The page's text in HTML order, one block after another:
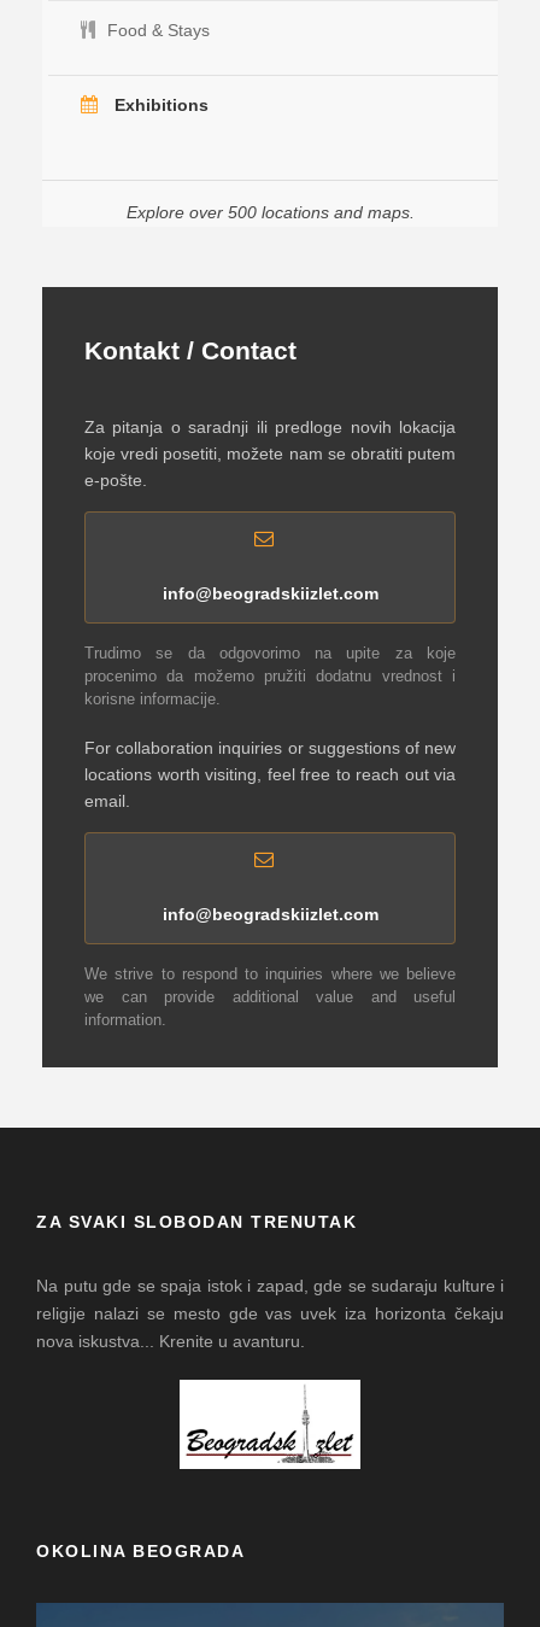
Food & Stays
Exhibitions
Explore over 500 locations and maps.
Kontakt / Contact
Za pitanja o saradnji ili predloge novih lokacija
koje vredi posetiti, možete nam se obratiti putem
e-pošte.
info@beogradskiizlet.com
Trudimo se da odgovorimo na upite za koje
procenimo da možemo pružiti dodatnu vrednost i
korisne informacije.
For collaboration inquiries or suggestions of new
locations worth visiting, feel free to reach out via
email.
info@beogradskiizlet.com
We strive to respond to inquiries where we believe
we can provide additional value and useful
information.
ZA SVAKI SLOBODAN TRENUTAK
Na putu gde se spaja istok i zapad, gde se sudaraju kulture i
religije nalazi se mesto gde vas uvek iza horizonta čekaju
nova iskustva... Krenite u avanturu.
OKOLINA BEOGRADA